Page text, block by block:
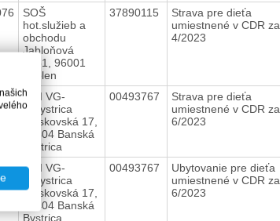
SOŠ
hot.služieb a
obchodu
Jabloňová
1351, 96001
Zvolen
37890115
Strava pre dieťa
umiestnené v CDR za
4/2023
OUI VG-
B.Bystrica
Moskovská 17,
97404 Banská
Bystrica
00493767
Strava pre dieťa
umiestnené v CDR za
6/2023
OUI VG-
B.Bystrica
Moskovská 17,
97404 Banská
Bystrica
00493767
Ubytovanie pre dieťa
umiestnené v CDR za
6/2023